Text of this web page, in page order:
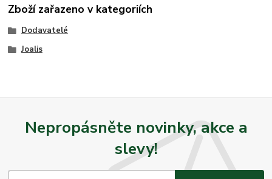
Zboží zařazeno v kategoriích
Dodavatelé
Joalis
Nepropásněte novinky, akce a
slevy!